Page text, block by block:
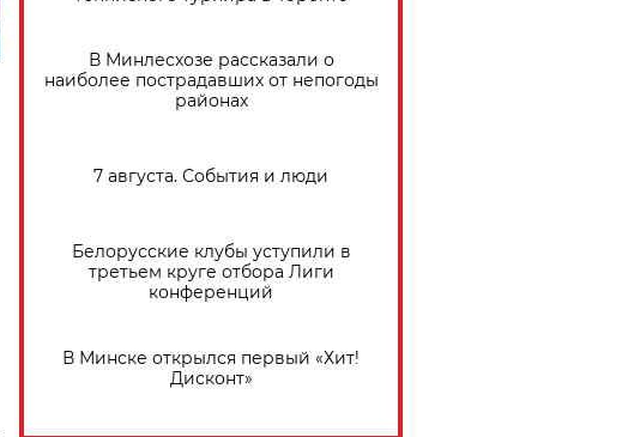
В Минлесхозе рассказали о
наиболее пострадавших от непогоды
районах
7 августа. События и люди
Белорусские клубы уступили в
третьем круге отбора Лиги
конференций
В Минске открылся первый «Хит!
Дисконт»